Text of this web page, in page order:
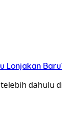
Lonjakan
dahulu